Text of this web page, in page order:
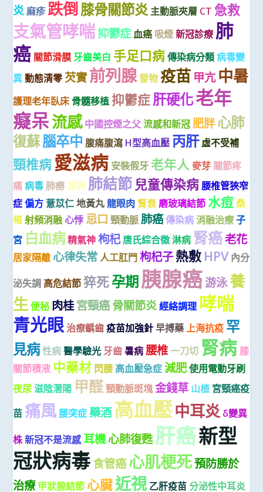
炎麻疹 跌倒膝骨關節炎 主動脈夾層 CT 急救
支氣管哮喘抑鬱症血癌 吸煙 新冠診療 肺
癌 關節滑膜 牙齒美白 手足口病 傳染病分類 病毒變
異 動態清零 芡實前列腺發物 疫苗 甲亢 中暑
護理老年臥床 骨髓移植 抑鬱症肝硬化老年
癡呆流感 中國控煙之父 流感和新冠 肥胖心肺
復蘇腦卒中 腹痛腹瀉 H型高血壓 丙肝 虛不受補
頸椎病愛滋病 安裝假牙 老年人 麥芽 關節疼
痛 病毒 肺癆 護脾 肺結節 兒童傳染病 腰椎管狹窄
症 偏方 薏苡仁 地黃丸 龍眼肉 腎衰 磨玻璃結節 水痘 桑
椹 射頻消融 心悸 忌口 頸動脈 肺癌傳染病 消融治療 子
宮 白血病精氣神 枸杞唐氏綜合徵淋病 腎癌老花
居家隔離 心律失常 人工肛門 枸杞子熱敷 HPV 內分
泌失調 高危結節 猝死孕期胰腺癌游泳養
生 便秘 肉桂宮頸癌骨關節炎經絡調理 哮喘
青光眼治療齲齒 疫苗加強針 早搏藥 上海抗疫 罕
見病性病 醫學驗光 牙齒 暑病 腰椎一刀切 腎病 膝
關節積液 中藥材 閃腰 高血壓急症 減肥使用電動牙刷
夜尿 滋陰潛陽 甲醛 頸動脈斑塊 金錢草 山楂 宮頸癌疫
苗 痛風 腰突症 藥酒 高血壓中耳炎 δ變異
株新冠不是流感 耳機心肺復甦 肝癌新型
冠狀病毒食管癌心肌梗死預防勝於
治療 甲狀腺結節 心臟近視 乙肝疫苗 分泌性中耳炎